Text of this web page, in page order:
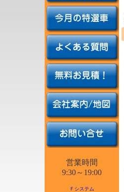
営業時間
9:30～19:00
Ｆシステム